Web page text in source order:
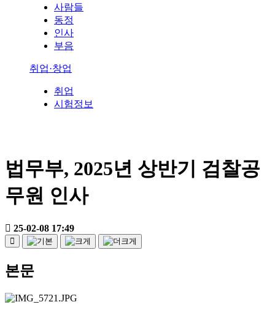
사람들
동정
인사
부음
취업·창업
취업
시험정보
법무부, 2025년 상반기 검찰공
무원 인사
25-02-08 17:49
본문